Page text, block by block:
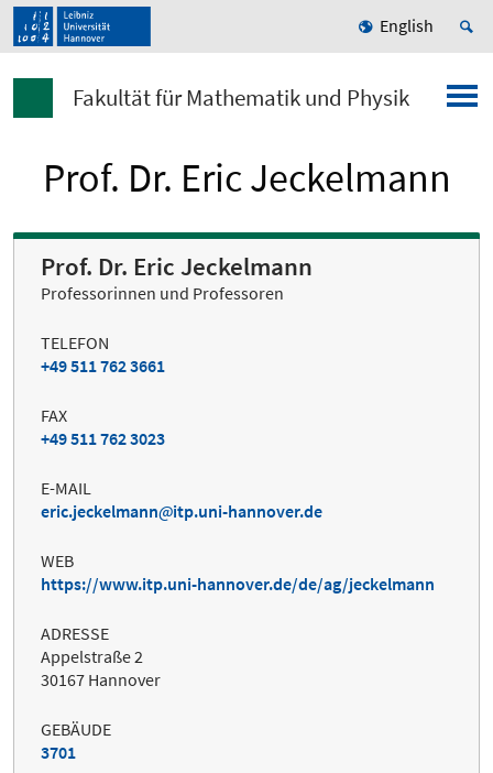
English
Fakultät für Mathematik und Physik
Prof. Dr. Eric Jeckelmann
Prof. Dr. Eric Jeckelmann
Professorinnen und Professoren
TELEFON
+49 511 762 3661
FAX
+49 511 762 3023
E-MAIL
eric.jeckelmann
itp.uni-hannover.de
WEB
https://www.itp.uni-hannover.de/de/ag/jeckelmann
ADRESSE
Appelstraße 2
30167 Hannover
GEBÄUDE
3701